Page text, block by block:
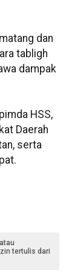
dan
tabligh
dampak
HSS,
Daerah
serta
tertulis dari